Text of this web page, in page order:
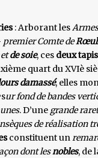
: Arborant les
premier Comte de
de soie, ces deux
quart du XVIè
damassé, elles
sur fond de bandes
. D’une grande
de réalisation
constituent un
dont lesnobles, de